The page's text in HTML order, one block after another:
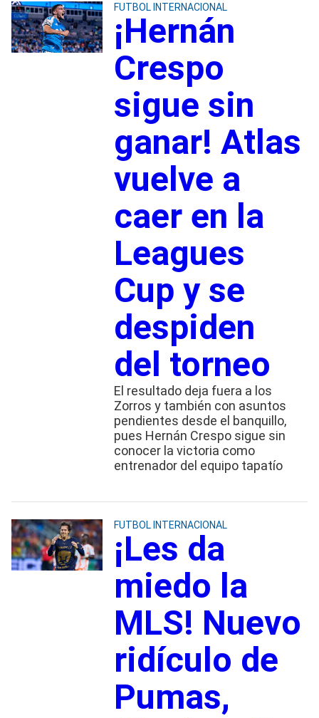
FUTBOL INTERNACIONAL
¡Hernán
Crespo
sigue sin
ganar! Atlas
vuelve a
caer en la
Leagues
Cup y se
despiden
del torneo
El resultado deja fuera a los
Zorros y también con asuntos
pendientes desde el banquillo,
pues Hernán Crespo sigue sin
conocer la victoria como
entrenador del equipo tapatío
FUTBOL INTERNACIONAL
¡Les da
miedo la
MLS! Nuevo
ridículo de
Pumas,